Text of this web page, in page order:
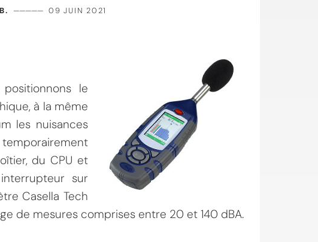
————— 09 JUIN 2021
le
à la même
les nuisances
du CPU et
sur
Casella Tech
de mesures comprises entre 20 et 140 dBA.